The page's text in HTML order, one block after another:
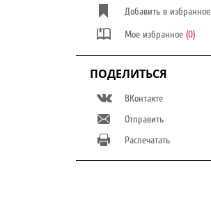
Добавить в избранное
Мое избранное (0)
ПОДЕЛИТЬСЯ
ВКонтакте
Отправить
Распечатать